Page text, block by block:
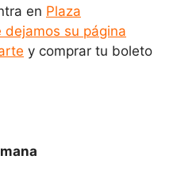
en Plaza
dejamos su página
y comprar tu boleto